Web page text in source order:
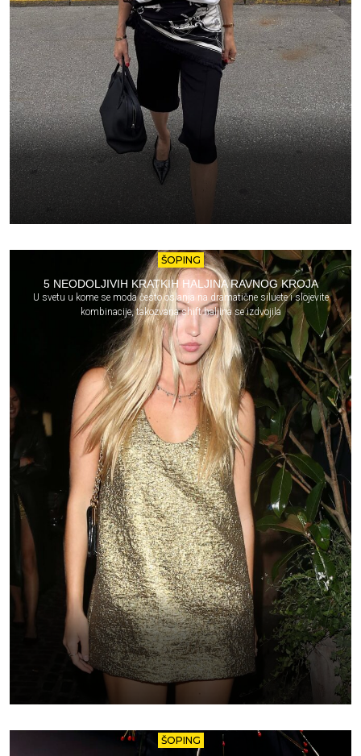
ŠOPING
5 NEODOLJIVIH KRATKIH HALJINA RAVNOG KROJA
U svetu u kome se moda često oslanja na dramatične siluete i slojevite
kombinacije, takozvana shift haljina se izdvojila
ŠOPING